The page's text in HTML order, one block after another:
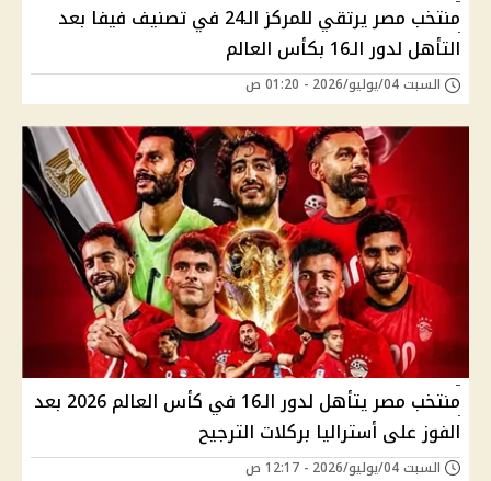
منتخب مصر يرتقي للمركز الـ24 في تصنيف فيفا بعد
التأهل لدور الـ16 بكأس العالم
السبت 04/يوليو/2026 - 01:20 ص
منتخب مصر يتأهل لدور الـ16 في كأس العالم 2026 بعد
الفوز على أستراليا بركلات الترجيح
السبت 04/يوليو/2026 - 12:17 ص